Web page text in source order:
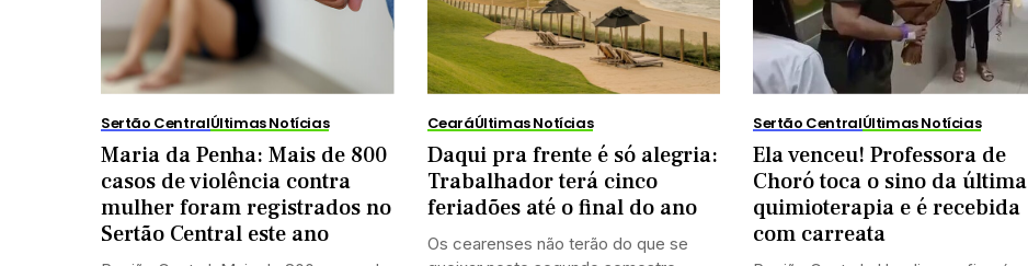
Sertão CentralÚltimas Notícias
Maria da Penha: Mais de 800
casos de violência contra
mulher foram registrados no
Sertão Central este ano
CearáÚltimas Notícias
Daqui pra frente é só alegria:
Trabalhador terá cinco
feriadões até o final do ano
Os cearenses não terão do que se
Sertão CentralÚltimas Notícias
Ela venceu! Professora de
Choró toca o sino da última
quimioterapia e é recebida
com carreata